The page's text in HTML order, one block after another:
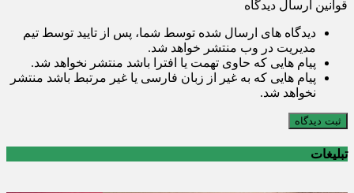
قوانین ارسال دیدگاه
دیدگاه های ارسال شده توسط شما، پس از تایید توسط تیم
مدیریت در وب منتشر خواهد شد.
پیام هایی که حاوی تهمت یا افترا باشد منتشر نخواهد شد.
پیام هایی که به غیر از زبان فارسی یا غیر مرتبط باشد منتشر
نخواهد شد.
ثبت دیدگاه
تبلیغات